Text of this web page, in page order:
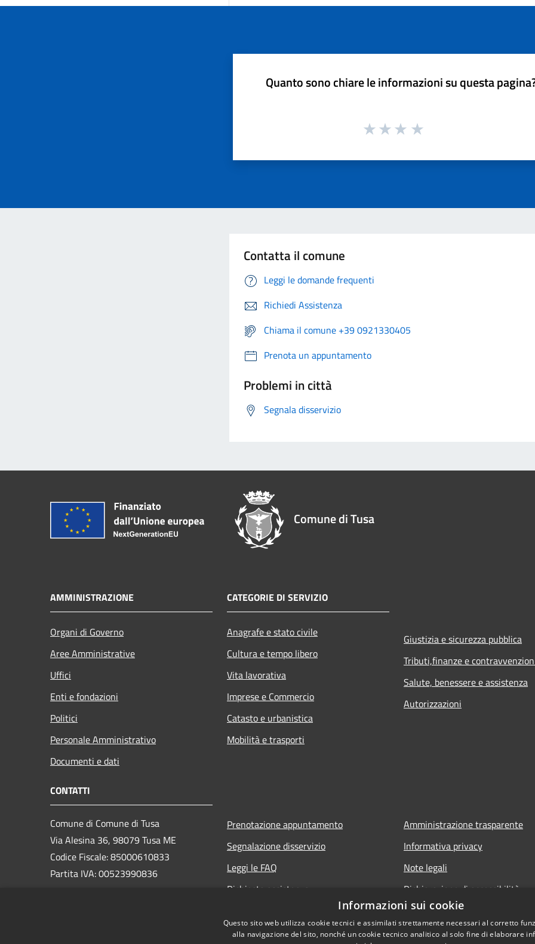
Quanto sono chiare le informazioni su questa
Contatta il comune
Leggi le domande frequenti
Richiedi Assistenza
Chiama il comune +39 0921330405
Prenota un appuntamento
Problemi in città
Segnala disservizio
Comune di Tusa
AMMINISTRAZIONE
Organi di Governo
Aree Amministrative
Uffici
Enti e fondazioni
Politici
Personale Amministrativo
Documenti e dati
CATEGORIE DI SERVIZIO
Anagrafe e stato civile
Cultura e tempo libero
Vita lavorativa
Imprese e Commercio
Catasto e urbanistica
Mobilità e trasporti
Giustizia e sicurezza pubblica
Tributi,finanze e
Salute, benessere e assistenza
Autorizzazioni
CONTATTI
Comune di Comune di Tusa
Via Alesina 36, 98079 Tusa ME
Codice Fiscale: 85000610833
Partita IVA: 00523990836
Prenotazione appuntamento
Segnalazione disservizio
Leggi le FAQ
Richiesta assistenza
Amministrazione trasparente
Informativa privacy
Note legali
Dichiarazione di accessibilità
Informazioni sui cookie
Questo sito web utilizza cookie tecnici e assimilati strettamente necessari al corretto
alla navigazione del sito, nonché un cookie tecnico analitico al solo fine di elaborare